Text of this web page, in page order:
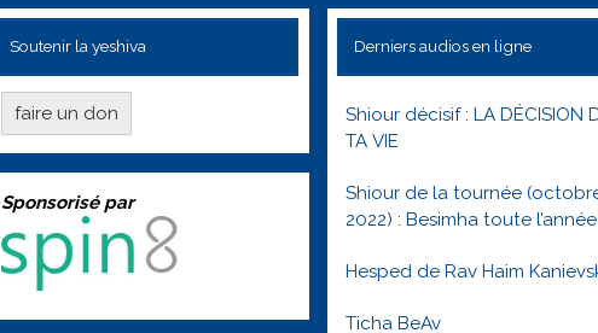
Soutenir la yeshiva
faire un don
Sponsorisé par
Derniers audios en ligne
Shiour décisif : LA DÉCISION
TA VIE
Shiour de la tournée
2022) : Besimha toute l’année
Hesped de Rav Haim
Ticha BeAv